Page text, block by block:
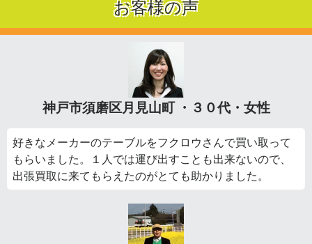
お客様の声
神戸市須磨区月見山町 ・３０代・女性
好きなメーカーのテーブルをフクロウさんで買い取って
もらいました。１人では運び出すことも出来ないので、
出張買取に来てもらえたのがとても助かりました。